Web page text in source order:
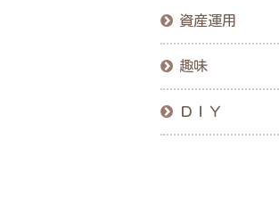
資産運用
趣味
ＤＩＹ